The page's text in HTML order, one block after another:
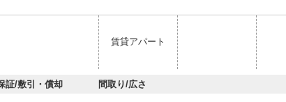
賃貸アパート
証/敷引・償却 間取り/広さ